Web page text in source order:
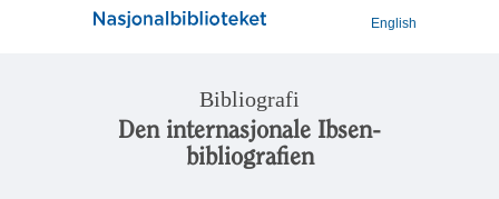
English
Bibliografi
Den internasjonale Ibsen-
bibliografien